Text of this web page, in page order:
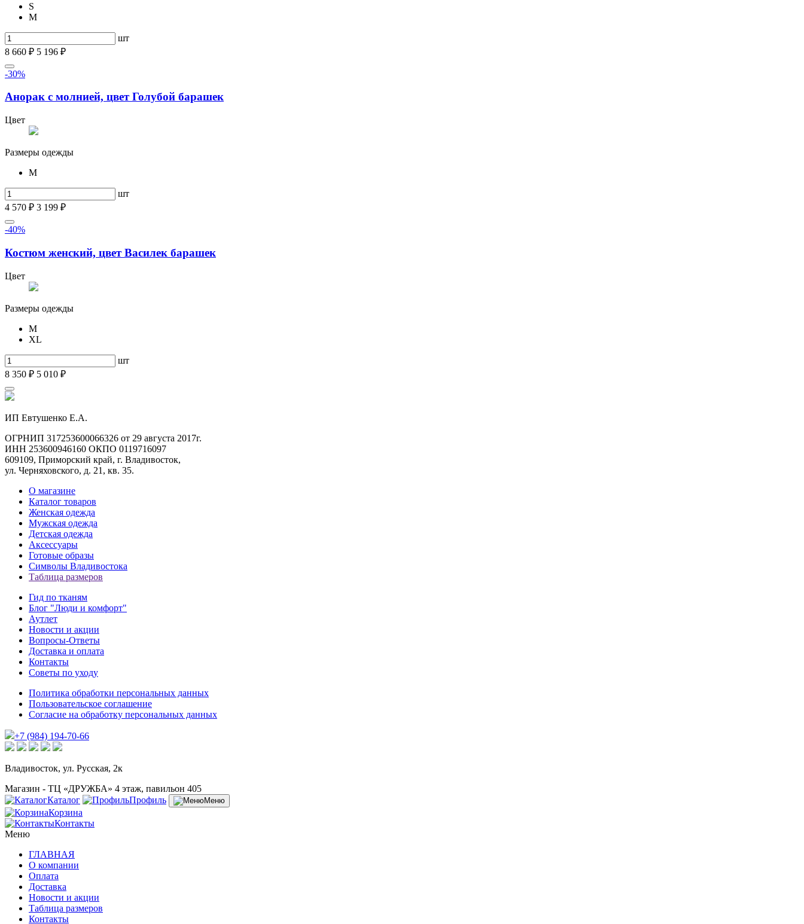
S
M
шт
8 660 ₽ 5 196 ₽
-30%
Анорак с молнией, цвет Голубой барашек
Цвет
Размеры одежды
M
шт
4 570 ₽ 3 199 ₽
-40%
Костюм женский, цвет Василек барашек
Цвет
Размеры одежды
M
XL
шт
8 350 ₽ 5 010 ₽
ИП Евтушенко Е.А.
ОГРНИП 317253600066326 от 29 августа 2017г.
ИНН 253600946160 ОКПО 0119716097
609109, Приморский край, г. Владивосток,
ул. Черняховского, д. 21, кв. 35.
О магазине
Каталог товаров
Женская одежда
Мужская одежда
Детская одежда
Аксессуары
Готовые образы
Символы Владивостока
Таблица размеров
Гид по тканям
Блог "Люди и комфорт"
Аутлет
Новости и акции
Вопросы-Ответы
Доставка и оплата
Контакты
Советы по уходу
Политика обработки персональных данных
Пользовательское соглашение
Согласие на обработку персональных данных
+7 (984) 194-70-66
Владивосток, ул. Русская, 2к
Магазин - ТЦ «ДРУЖБА» 4 этаж, павильон 405
Каталог
Профиль Меню
Корзина
Контакты
Меню
ГЛАВНАЯ
О компании
Оплата
Доставка
Новости и акции
Таблица размеров
Контакты